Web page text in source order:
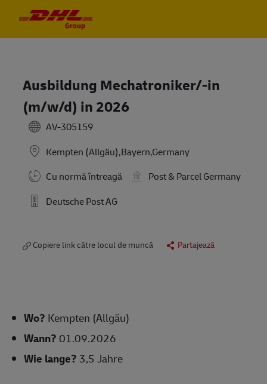
Ausbildung Mechatroniker/-in
(m/w/d) in 2026
AV-305159
Kempten (Allgäu),Bayern,Germany
Cu normă întreagă
Post & Parcel Germany
Deutsche Post AG
Copiere link către locul de muncă Partajează
Wo? Kempten (Allgäu)
Wann? 01.09.2026
Wie lange? 3,5 Jahre